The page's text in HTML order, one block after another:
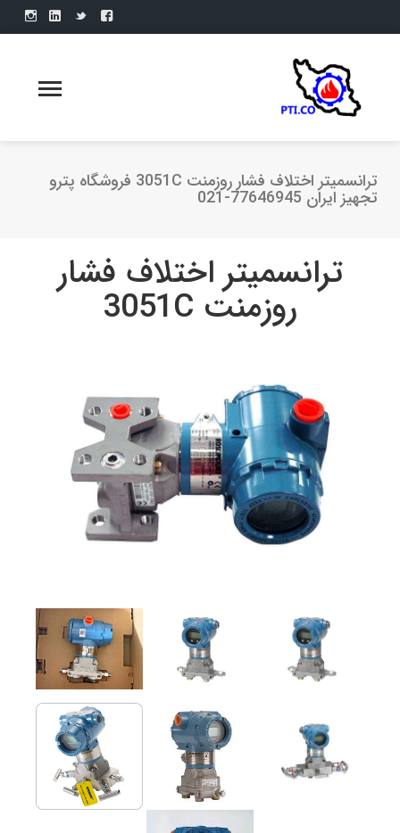
ترانسمیتر اختلاف فشار روزمنت 3051C فروشگاه پترو
تجهیز ایران 77646945-021
ترانسمیتر اختلاف فشار
روزمنت 3051C